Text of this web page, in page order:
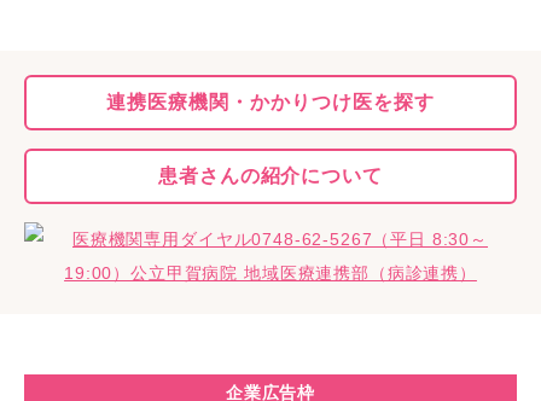
連携医療機関・かかりつけ医を探す
患者さんの紹介について
企業広告枠